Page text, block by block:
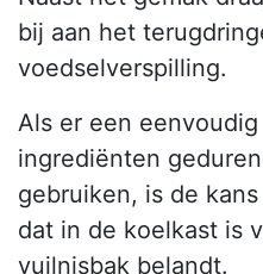
bij aan het
voedselverspilling.
Als er een
ingrediënten
gebruiken, is de
dat in de koelkast is
vuilnisbak belandt.